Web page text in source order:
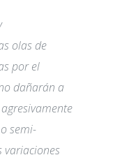
olas de
por el
dañarán a
semi-
variaciones